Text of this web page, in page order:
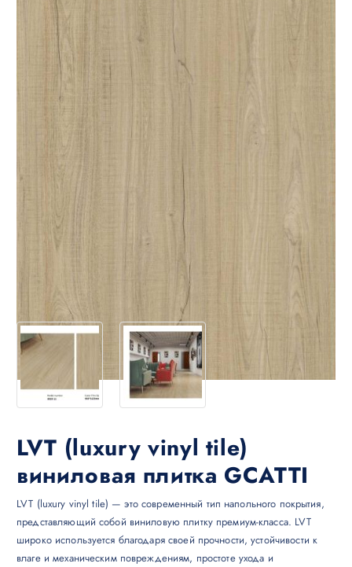
LVT (luxury vinyl tile)
виниловая плитка GCATTI
LVT (luxury vinyl tile) — это современный тип напольного покрытия,
представляющий собой виниловую плитку премиум-класса. LVT
широко используется благодаря своей прочности, устойчивости к
влаге и механическим повреждениям, простоте ухода и